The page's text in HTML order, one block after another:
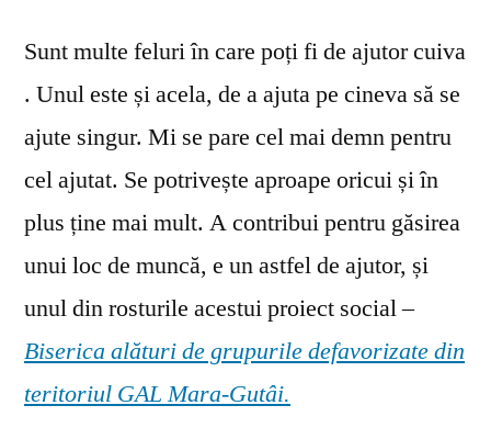
Sunt multe feluri în care poți fi de ajutor cuiva
. Unul este și acela, de a ajuta pe cineva să se
ajute singur. Mi se pare cel mai demn pentru
cel ajutat. Se potrivește aproape oricui și în
plus ține mai mult. A contribui pentru găsirea
unui loc de muncă, e un astfel de ajutor, și
unul din rosturile acestui proiect social –
Biserica alături de grupurile defavorizate din
teritoriul GAL Mara-Gutâi.